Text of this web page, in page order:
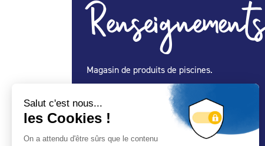
Magasin de produits de piscines.
Spécialité Construction :
Spécialité Entretien Maintenance :
Spécialité Spa : Oui